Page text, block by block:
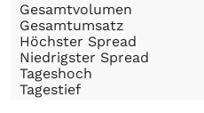
Gesamtvolumen
Gesamtumsatz
Höchster Spread
Niedrigster Spread
Tageshoch
Tagestief